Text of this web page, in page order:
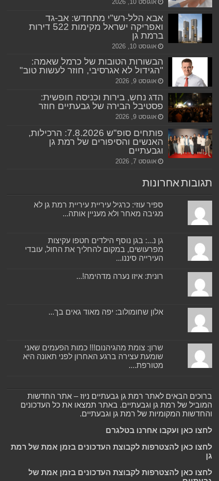
אוגוסט 10, 2026
אבא הלל-רש"י מתחדש: אב-גד
ואפריקה ישראל מקימות 522 דירות
ברמת גן
אוגוסט 10, 2026
הבשורות הטובות של כרמל שאמה:
"הגידול לא אגרסיבי, חוזר לעשות טוב"
אוגוסט 9, 2026
הדג נחש, בירות וכניסה חופשית:
פסטיבל הבירה של גבעתיים חוזר
אוגוסט 9, 2026
פותחים סופ"ש 7.8.2026: הרכילות,
האנשים והסיפורים של רמת גן
וגבעתיים
אוגוסט 7, 2026
תגובות אחרונות
ספיר עוזי: כרגיל עיריית עיריית רמת גן לא
מגיבה מאחר ולא מעניין אותה...
גן נ...: בגן נוסף הילדים חטפו עקיצות
מפרעושים, במקום להחליך את החול, עובדי
העירייה סיננו...
רונית: איזו נערה מדהימה!...
אלון שחומולוב: יפה מאוד גאים בך...
שרון: צומת מהגיהנום!!! כמות הפעמים שאני
שומעת עצירה ברגע האחרון לפני תאונה היא
מטורפת....
ברוכים הבאים לאתר רמת גן גבעתיים ניוז – אתר החדשות
המוביל של רמת גן וגבעתיים. באתר תמצאו את כל העדכונים
והחדשות המקומיות של רמת גן וגבעתיים.
לחצו כאן ועקבו אחרנו בטלגרם
לחצו כאן להצטרפות לקבוצת העדכונים בזמן אמת של רמת
גן
לחצו כאן להצטרפות לקבוצת העדכונים בזמן אמת של